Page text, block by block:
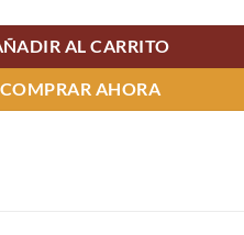
AL CARRITO
COMPRAR AHORA